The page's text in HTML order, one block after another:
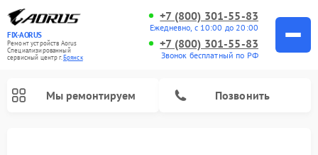
FIX-AORUS
Ремонт устройств Aorus
Специализированный
cервисный центр г.Брянск
+7 (800) 301-55-83
Ежедневно, с 10:00 до 20:00
+7 (800) 301-55-83
Звонок бесплатный по РФ
Мы ремонтируем Позвонить